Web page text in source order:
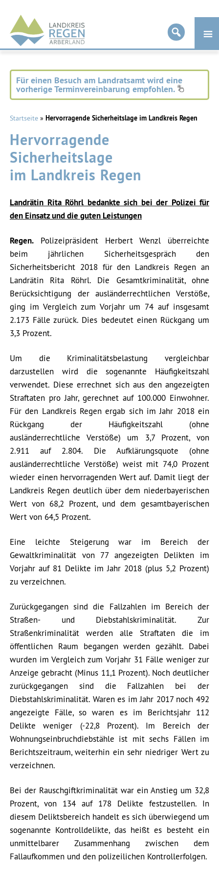
Landkreis
Regen
Für einen Besuch am Landratsamt wird eine
vorherige Terminvereinbarung empfohlen.
Startseite » Hervorragende Sicherheitslage im Landkreis Regen
Hervorragende
Sicherheitslage
im Landkreis Regen
Landrätin Rita Röhrl bedankte sich bei der Polizei für
den Einsatz und die guten Leistungen
Regen. Polizeipräsident Herbert Wenzl überreichte
beim jährlichen Sicherheitsgespräch den
Sicherheitsbericht 2018 für den Landkreis Regen an
Landrätin Rita Röhrl. Die Gesamtkriminalität, ohne
Berücksichtigung der ausländerrechtlichen Verstöße,
ging im Vergleich zum Vorjahr um 74 auf insgesamt
2.173 Fälle zurück. Dies bedeutet einen Rückgang um
3,3 Prozent.
Um die Kriminalitätsbelastung vergleichbar
darzustellen wird die sogenannte Häufigkeitszahl
verwendet. Diese errechnet sich aus den angezeigten
Straftaten pro Jahr, gerechnet auf 100.000 Einwohner.
Für den Landkreis Regen ergab sich im Jahr 2018 ein
Rückgang der Häufigkeitszahl (ohne
ausländerrechtliche Verstöße) um 3,7 Prozent, von
2.911 auf 2.804. Die Aufklärungsquote (ohne
ausländerrechtliche Verstöße) weist mit 74,0 Prozent
wieder einen hervorragenden Wert auf. Damit liegt der
Landkreis Regen deutlich über dem niederbayerischen
Wert von 68,2 Prozent, und dem gesamtbayerischen
Wert von 64,5 Prozent.
Eine leichte Steigerung war im Bereich der
Gewaltkriminalität von 77 angezeigten Delikten im
Vorjahr auf 81 Delikte im Jahr 2018 (plus 5,2 Prozent)
zu verzeichnen.
Zurückgegangen sind die Fallzahlen im Bereich der
Straßen- und Diebstahlskriminalität. Zur
Straßenkriminalität werden alle Straftaten die im
öffentlichen Raum begangen werden gezählt. Dabei
wurden im Vergleich zum Vorjahr 31 Fälle weniger zur
Anzeige gebracht (Minus 11,1 Prozent). Noch deutlicher
zurückgegangen sind die Fallzahlen bei der
Diebstahlskriminalität. Waren es im Jahr 2017 noch 492
angezeigte Fälle, so waren es im Berichtsjahr 112
Delikte weniger (-22,8 Prozent). Im Bereich der
Wohnungseinbruchdiebstähle ist mit sechs Fällen im
Berichtszeitraum, weiterhin ein sehr niedriger Wert zu
verzeichnen.
Bei der Rauschgiftkriminalität war ein Anstieg um 32,8
Prozent, von 134 auf 178 Delikte festzustellen. In
diesem Deliktsbereich handelt es sich überwiegend um
sogenannte Kontrolldelikte, das heißt es besteht ein
unmittelbarer Zusammenhang zwischen dem
Fallaufkommen und den polizeilichen Kontrollerfolgen.